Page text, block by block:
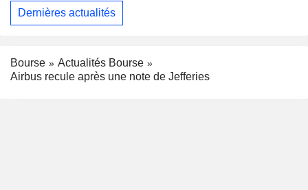
Dernières actualités
Bourse
Actualités Bourse
Airbus recule après une note de Jefferies